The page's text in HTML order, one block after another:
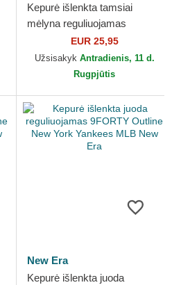
Kepurė išlenkta tamsiai
mėlyna reguliuojamas
9FORTY Outline New York
Yankees MLB New Era
EUR 25,95
Užsisakyk Antradienis, 11 d.
Rugpjūtis
New Era
Kepurė išlenkta juoda